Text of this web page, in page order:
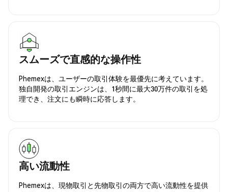
スムーズで直感的な操作性
Phemexは、ユーザーの取引体験を最優先に考えています。
独自開発の取引エンジンは、1秒間に最大30万件の取引を処
理でき、注文にも瞬時に応答します。
高い流動性
Phemexは、現物取引と先物取引の両方で高い流動性を提供